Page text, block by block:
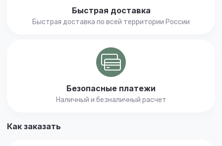
Быстрая доставка
Быстрая доставка по всей территории России
Безопасные платежи
Наличный и безналичный расчет
Как заказать